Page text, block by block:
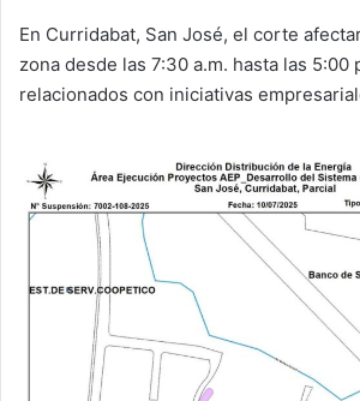
En Curridabat, San José, el corte
zona desde las 7:30 a.m. hasta las 5:00
relacionados con iniciativas